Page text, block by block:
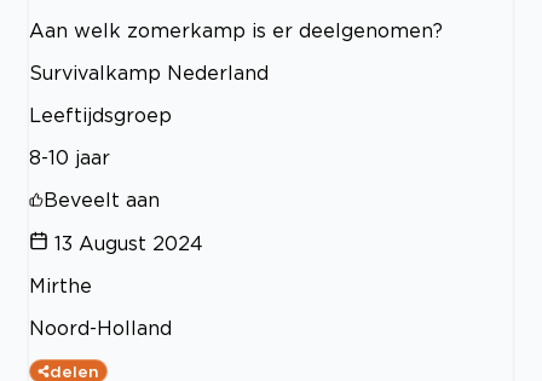
Aan welk zomerkamp is er deelgenomen?
Survivalkamp Nederland
Leeftijdsgroep
8-10 jaar
Beveelt aan
13 August 2024
Mirthe
Noord-Holland
delen